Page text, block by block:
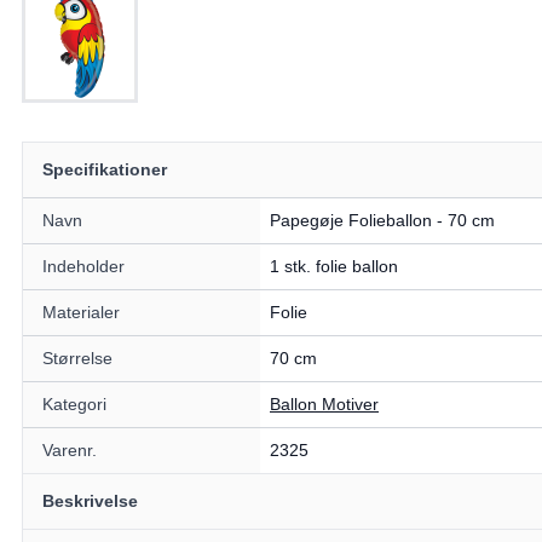
Specifikationer
Navn Papegøje Folieballon - 70 cm
Indeholder 1 stk. folie ballon
Materialer Folie
Størrelse 70 cm
Kategori Ballon Motiver
Varenr. 2325
Beskrivelse